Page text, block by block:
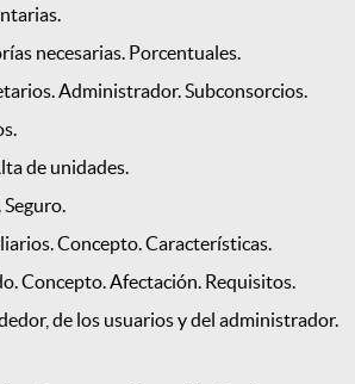
necesarias. Porcentuales.
Administrador. Subconsorcios.
de unidades.
Concepto. Características.
Concepto. Afectación. Requisitos.
de los usuarios y del administrador.